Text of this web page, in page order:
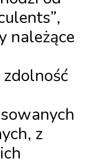
należące
z